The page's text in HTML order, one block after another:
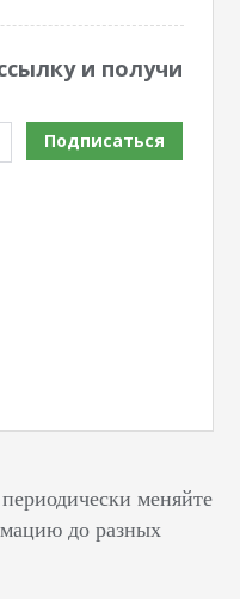
и получи
Подписаться
меняйте
до разных